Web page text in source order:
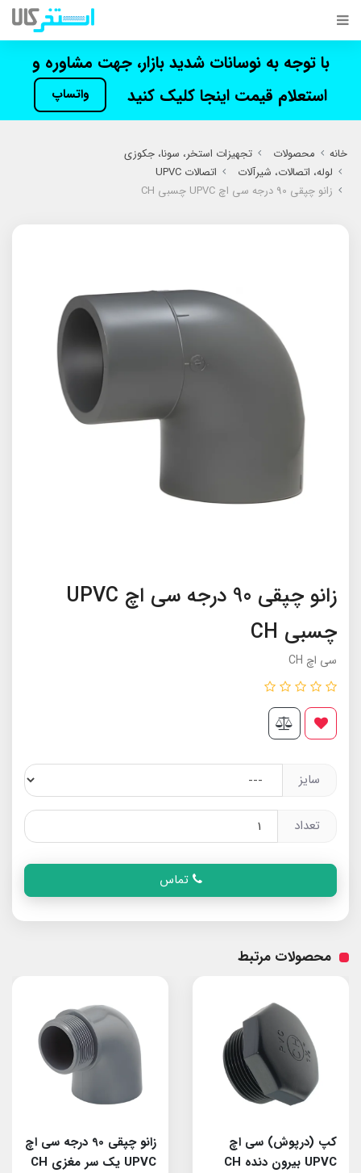
با توجه به نوسانات شدید بازار، جهت مشاوره و
استعلام قیمت اینجا کلیک کنید
واتساپ
خانه محصولات
تجهیزات استخر، سونا، جکوزی
لوله، اتصالات، شیرآلات
اتصالات UPVC
زانو چپقی 90 درجه سی اچ UPVC چسبی CH
زانو چپقی 90 درجه سی اچ UPVC
چسبی CH
سی اچ CH
سایز
تعداد
تماس
محصولات مرتبط
کپ (درپوش) سی اچ
UPVC بیرون دنده CH
زانو چپقی 90 درجه سی اچ
UPVC یک سر مغزی CH